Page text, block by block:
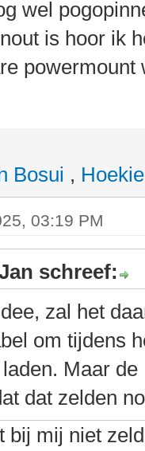
wel
is hoor ik
powermount
Bosui , Hoekie
03:19 PM
schreef:
zal het
om tijdens
Maar
dat zelden
bij mij niet